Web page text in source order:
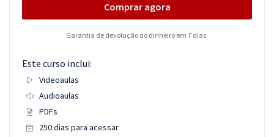
Comprar agora
Garantia de devolução do dinheiro em 7 dias.
Este curso inclui:
Videoaulas
Audioaulas
PDFs
250 dias para acessar